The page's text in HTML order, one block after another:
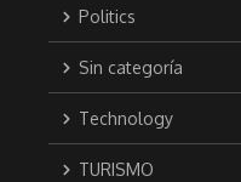
Politics
Sin categoría
Technology
TURISMO